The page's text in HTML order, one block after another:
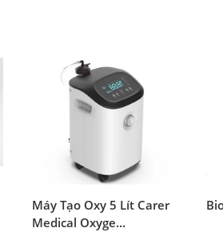
Máy Tạo Oxy 5 Lít Carer
Medical Oxyge...